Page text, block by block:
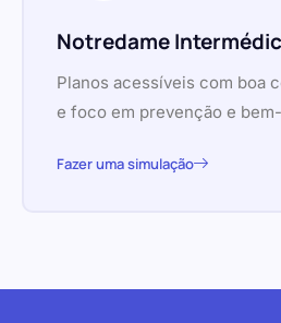
Notredame
Planos acessíveis com boa
e foco em prevenção e
Fazer uma simulação